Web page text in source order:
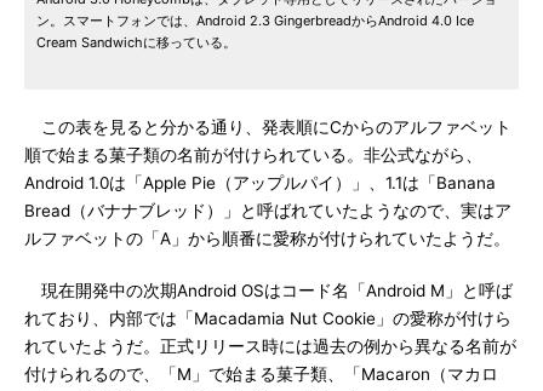
ン。スマートフォンでは、Android 2.3 GingerbreadからAndroid 4.0 Ice
Cream Sandwichに移っている。
この表を見ると分かる通り、発表順にCからのアルファベット
順で始まる菓子類の名前が付けられている。非公式ながら、
Android 1.0は「Apple Pie（アップルパイ）」、1.1は「Banana
Bread（バナナブレッド）」と呼ばれていたようなので、実はア
ルファベットの「A」から順番に愛称が付けられていたようだ。
現在開発中の次期Android OSはコード名「Android M」と呼ば
れており、内部では「Macadamia Nut Cookie」の愛称が付けら
れていたようだ。正式リリース時には過去の例から異なる名前が
付けられるので、「M」で始まる菓子類、「Macaron（マカロ